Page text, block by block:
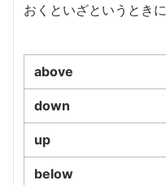
おくといざというとき
above
down
up
below